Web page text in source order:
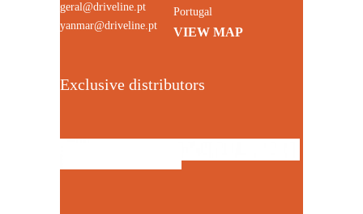
geral@driveline.pt
yanmar@driveline.pt
Portugal
VIEW MAP
Exclusive distributors